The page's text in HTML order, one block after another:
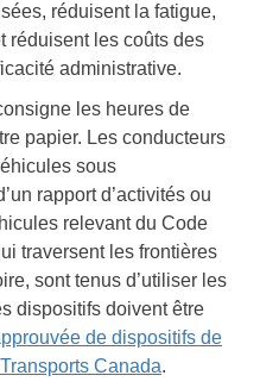
réduisent la fatigue,
réduisent les coûts des
administrative.
les heures de
papier. Les conducteurs
sous
rapport d’activités ou
relevant du Code
traversent les frontières
sont tenus d’utiliser les
dispositifs doivent être
de dispositifs de
Canada.